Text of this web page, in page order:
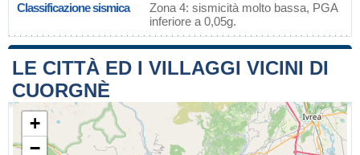
Classificazione sismica
Zona 4: sismicità molto bassa, PGA
inferiore a 0,05g.
LE CITTÀ ED I VILLAGGI VICINI DI
CUORGNÈ
+
−